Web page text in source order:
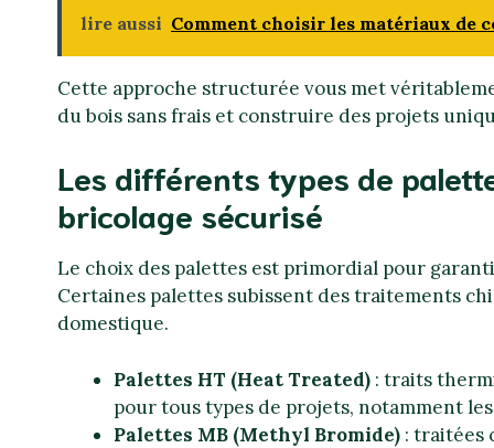
lire aussi Comment choisir les matériaux de
Cette approche structurée vous met
du bois sans frais et construire des projets
Les différents types de
bricolage sécurisé
Le choix des palettes est primordial pour
Certaines palettes subissent des traitements
domestique.
Palettes HT (Heat Treated) : traits
pour tous types de projets, notamment
Palettes MB (Methyl Bromide) : traitées